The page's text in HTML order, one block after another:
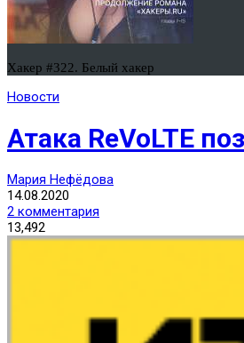
Хакер #322. Белый хакер
Новости
Атака ReVoLTE
Мария Нефёдова
14.08.2020
2 комментария
13,492